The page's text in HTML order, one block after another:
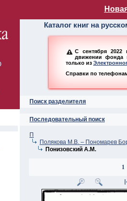
Алфавитный
Каталог книг на
С сентября 2022
движении фонда
только из
Справки по
Поиск разделителя
Последовательный поиск
П
Полякова М.В. – Пономарев
Понизовский А.М.
1